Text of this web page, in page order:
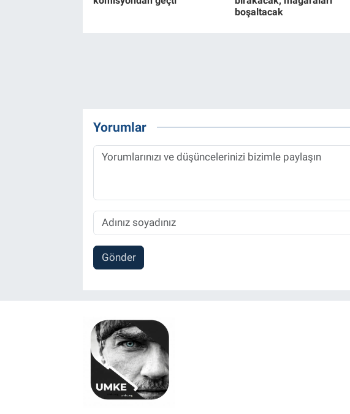
boşaltacak
Yorumlar
Gönder